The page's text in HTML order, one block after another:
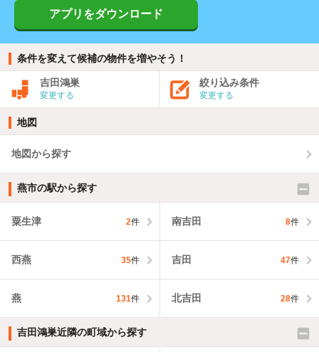
アプリをダウンロード
条件を変えて候補の物件を増やそう！
吉田鴻巣
変更する
絞り込み条件
変更する
地図
地図から探す
燕市の駅から探す
粟生津 2件 南吉田 8件
西燕 35件 吉田 47件
燕 131件 北吉田 28件
吉田鴻巣近隣の町域から探す